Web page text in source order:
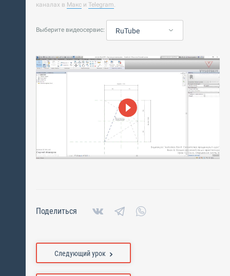
каналах в Макс и Telegram.
Выберите видеосервис: RuTube
Поделиться
Следующий урок